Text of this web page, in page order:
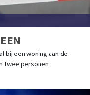
bij een woning aan de
twee personen